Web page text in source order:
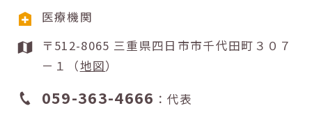
医療機関
〒512-8065 三重県四日市市千代田町３０７
－１（地図）
059-363-4666 ：代表